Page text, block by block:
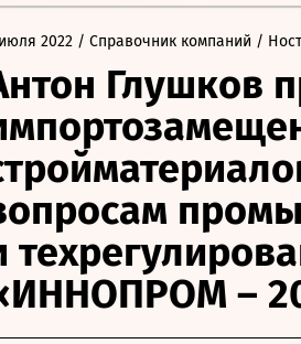
2022 / Справочник компаний /
Глушков
–